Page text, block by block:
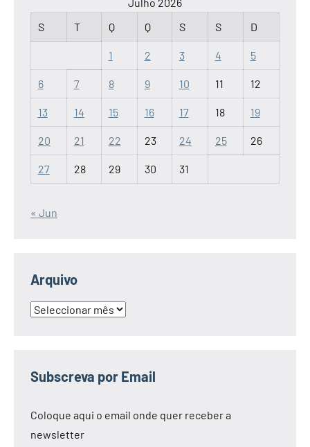
S
T Q Q S S D
1 2 3 4 5
6 7 8 9 10 11 12
13 14 15 16 17 18 19
20 21 22 23 24 25 26
27 28 29 30 31
« Jun
Arquivo
Arquivo
Subscreva por Email
Coloque aqui o email onde quer receber a
newsletter